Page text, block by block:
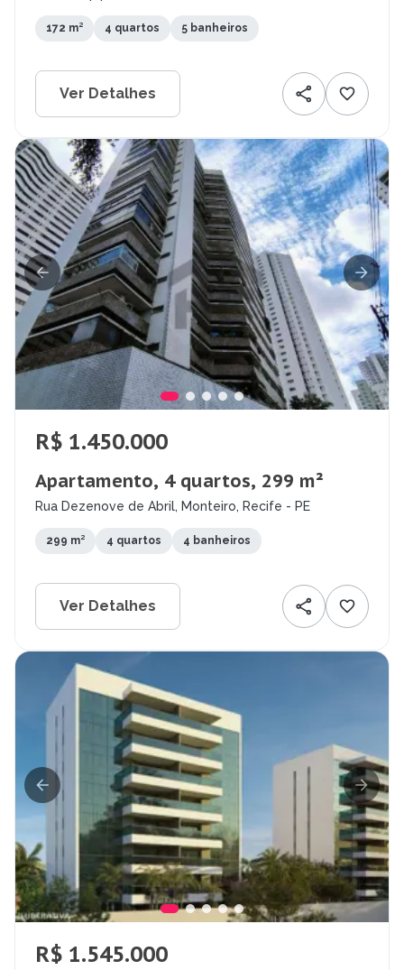
172 m² 4 quartos 5 banheiros
Ver Detalhes
R$ 1.450.000
Apartamento, 4 quartos, 299 m²
Rua Dezenove de Abril, Monteiro, Recife - PE
299 m² 4 quartos 4 banheiros
Ver Detalhes
R$ 1.545.000